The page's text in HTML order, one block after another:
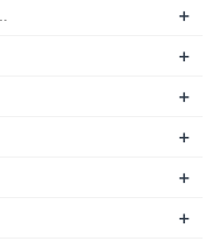
+
+
+
+
+
+